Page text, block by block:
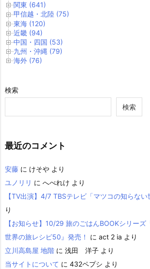
関東 (641)
甲信越・北陸 (75)
東海 (120)
近畿 (94)
中国・四国 (53)
九州・沖縄 (79)
海外 (76)
検索
検索
最近のコメント
安藤 に けそや より
ユノリリ に へべれけ より
【TV出演】4/7 TBSテレビ「マツコの知らない
り
【お知らせ】10/29 旅のごはんBOOKシリーズ
世界の旅レシピ50』発売！
に act 2 ia より
立川高島屋 地階 に 浅田 洋子 より
当サイトについて に 432ペプシ より